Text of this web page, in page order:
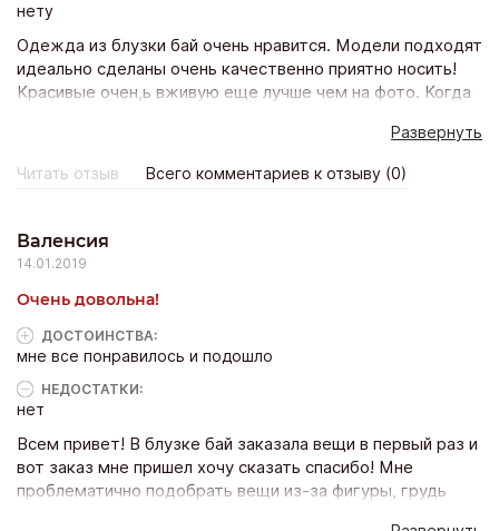
нету
Одежда из блузки бай очень нравится. Модели подходят
идеально сделаны очень качественно приятно носить!
Красивые очен,ь вживую еще лучше чем на фото. Когда
оформляю уже 10 заказ и счастью моему нет предела!
Всё подошло, качество прекрасно и доставка почтой
всего неделя! Благодарю магазин и его персоналу Буду
Развернуть
Читать отзыв Всего комментариев к отзыву (0)
Валенсия
14.01.2019
Очень довольна!
ДОСТОИНCТВА:
мне все понравилось и подошло
НЕДОСТАТКИ:
нет
Всем привет! В блузке бай заказала вещи в первый раз и
вот заказ мне пришел хочу сказать спасибо! Мне
проблематично подобрать вещи из-за фигуры, грудь